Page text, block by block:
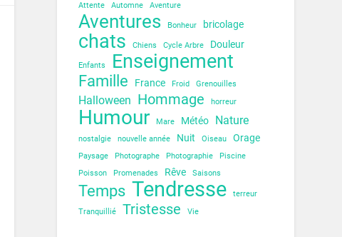
Attente Automne Aventure
Aventures Bonheur bricolage
chats Chiens Cycle Arbre Douleur
Enfants Enseignement
Famille France Froid Grenouilles
Halloween Hommage horreur
Humour Mare Météo Nature
nostalgie nouvelle année Nuit Oiseau Orage
Paysage Photographe Photographie
Piscine
Poisson
Promenades Rêve Saisons
Temps Tendresse
terreur
Tranquillié
Tristesse Vie